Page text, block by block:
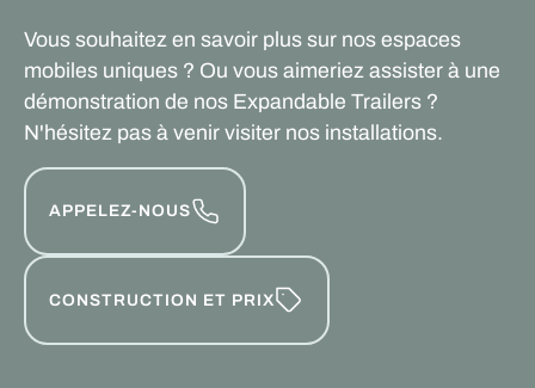
Vous souhaitez en savoir plus sur nos espaces
mobiles uniques ? Ou vous aimeriez assister à une
démonstration de nos Expandable Trailers ?
N'hésitez pas à venir visiter nos installations.
APPELEZ-NOUS
CONSTRUCTION ET PRIX